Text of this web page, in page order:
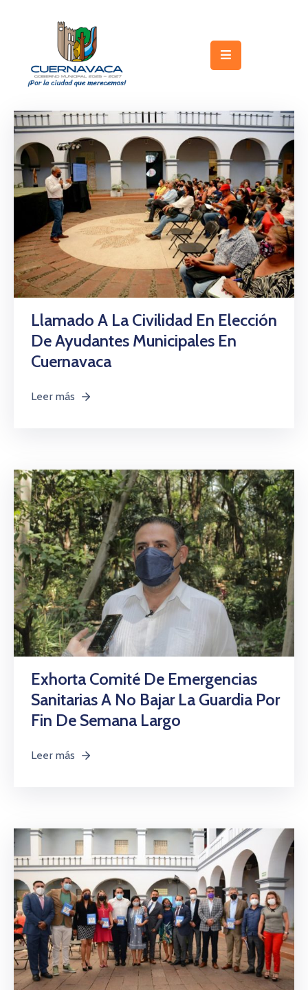
Gobierno
Turismo
Trámites
y
Servicios
Licitaciones
Transparencia
Directorio
Llamado A La Civilidad En Elección
De Ayudantes Municipales En
Cuernavaca
Leer más
Exhorta Comité De Emergencias
Sanitarias A No Bajar La Guardia Por
Fin De Semana Largo
Leer más